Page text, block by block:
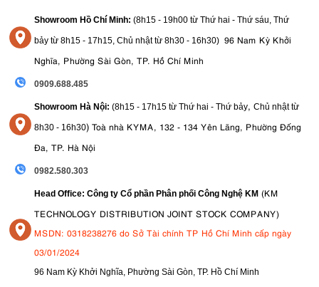
Showroom Hồ Chí Minh: (8h15 - 19h00 từ Thứ hai - Thứ sáu, Thứ
bảy từ 8h15 - 17h15, Chủ nhật từ 8h30 - 16h30) 96 Nam Kỳ Khởi
Nghĩa, Phường Sài Gòn, TP. Hồ Chí Minh
0909.688.485
Showroom Hà Nội: (8h15 - 17h15 từ Thứ hai - Thứ bảy, Chủ nhật từ
8h30 - 16h30) Toà nhà KYMA, 132 - 134 Yên Lãng, Phường Đống
Đa, TP. Hà Nội
0982.580.303
Head Office: Công ty Cổ phần Phân phối Công Nghệ KM (KM
TECHNOLOGY DISTRIBUTION JOINT STOCK COMPANY)
MSDN: 0318238276 do Sở Tài chính TP Hồ Chí Minh cấp ngày
03/01/2024
96 Nam Kỳ Khởi Nghĩa, Phường Sài Gòn, TP. Hồ Chí Minh